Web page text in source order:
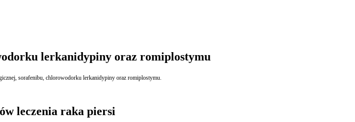
lerkanidypiny oraz romiplostymu
sorafenibu, chlorowodorku lerkanidypiny oraz romiplostymu.
leczenia raka piersi